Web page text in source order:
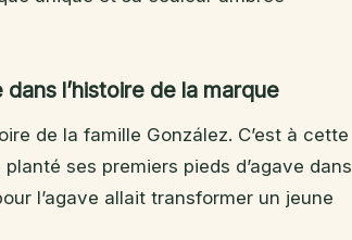
l’histoire de la marque
de la famille González. C’est à cette
ses premiers pieds d’agave dans
l’agave allait transformer un jeune